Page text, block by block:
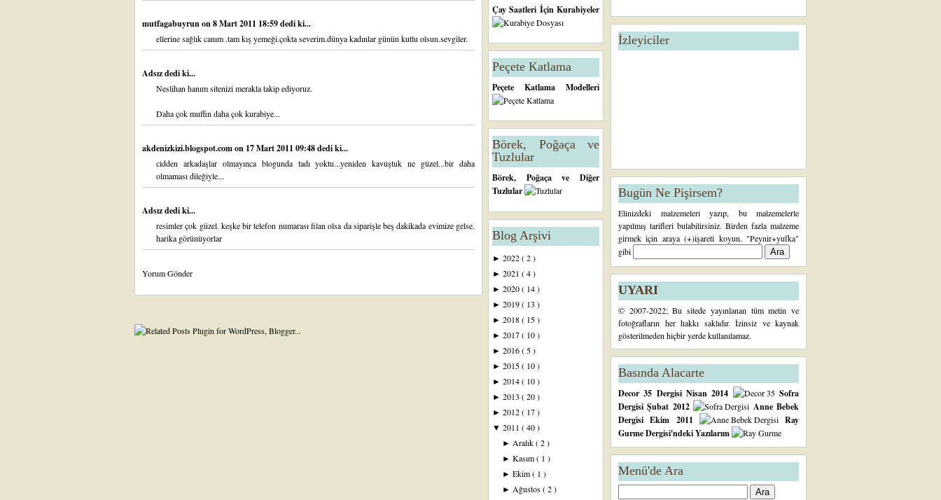
mutfagabuyrunon 8 Mart 2011 18:59 dedi ki...
ellerine sağlık canım .tam kış yemeği.çokta severim.dünya kadınlar günün kutlu olsun.sevgiler.
Adsız dedi ki...
Neslihan hanım sitenizi merakla takip ediyoruz.
Daha çok muffin daha çok kurabiye...
akdenizkizi.blogspot.comon 17 Mart 2011 09:48 dedi ki...
cidden arkadaşlar olmayınca blogunda tadı yoktu...yeniden kavuştuk ne güzel...bir daha
olmaması dileğiyle...
Adsız dedi ki...
resimler çok güzel. keşke bir telefon numarası filan olsa da siparişle beş dakikada evimize gelse.
harika görünüyorlar
Yorum Gönder
Çay Saatleri İçin Kurabiyeler
Peçete Katlama
Peçete Katlama Modelleri
Börek, Poğaça ve
Tuzlular
Börek, Poğaça ve Diğer
Tuzlular
Blog Arşivi
► 2022( 2 )
► 2021 ( 4 )
► 2020( 14 )
► 2019( 13 )
► 2018( 15 )
► 2017( 10 )
► 2016( 5 )
► 2015( 10 )
► 2014( 10 )
► 2013 ( 20 )
► 2012( 17 )
▼ 2011 ( 40 )
►Aralık( 2 )
►Kasım( 1 )
►Ekim( 1 )
►Ağustos( 2 )
İzleyiciler
Bugün Ne Pişirsem?
Elinizdeki malzemeleri yazıp, bu malzemelerle
yapılmış tarifleri bulabilirsiniz. Birden fazla malzeme
girmek için araya (+)işareti koyun. "Peynir+yufka"
gibi
UYARI
© 2007-2022; Bu sitede yayınlanan tüm metin ve
fotoğrafların her hakkı saklıdır. İzinsiz ve kaynak
gösterilmeden hiçbir yerde kullanılamaz.
Basında Alacarte
Decor 35 Dergisi Nisan 2014
Sofra
Dergisi Şubat 2012
Anne Bebek
Dergisi Ekim 2011
Ray
Gurme Dergisi'ndeki Yazılarım
Menü'de Ara